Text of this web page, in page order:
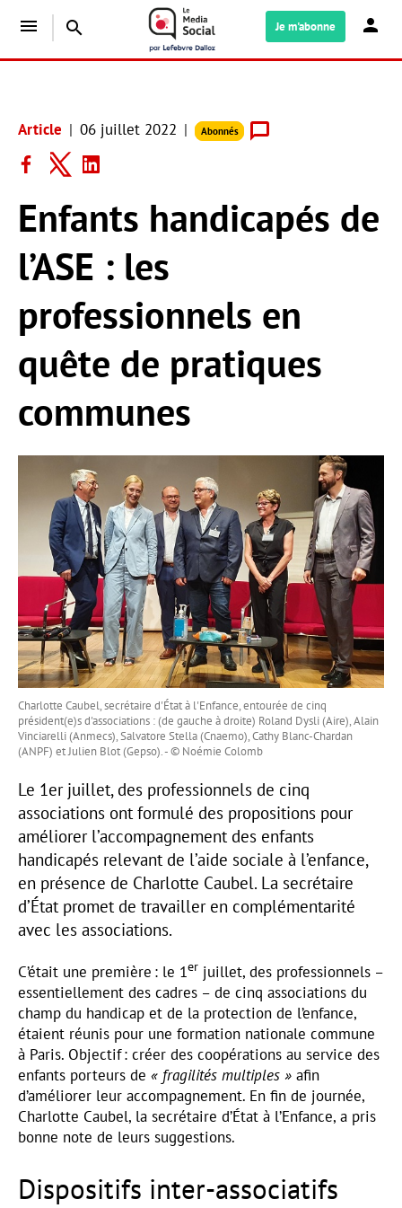
menu search Je m'abonne
Article 06 juillet 2022 Abonnés
Enfants handicapés de
l’ASE : les
professionnels en
quête de pratiques
communes
Charlotte Caubel, secrétaire d'État à l'Enfance, entourée de cinq
président(e)s d'associations : (de gauche à droite) Roland Dysli (Aire), Alain
Vinciarelli (Anmecs), Salvatore Stella (Cnaemo), Cathy Blanc-Chardan
(ANPF) et Julien Blot (Gepso). - © Noémie Colomb
Le 1er juillet, des professionnels de cinq
associations ont formulé des propositions pour
améliorer l’accompagnement des enfants
handicapés relevant de l’aide sociale à l’enfance,
en présence de Charlotte Caubel. La secrétaire
d’État promet de travailler en complémentarité
avec les associations.
C’était une première : le 1er juillet, des professionnels –
essentiellement des cadres – de cinq associations du
champ du handicap et de la protection de l’enfance,
étaient réunis pour une formation nationale commune
à Paris. Objectif : créer des coopérations au service des
enfants porteurs de « fragilités multiples » afin
d’améliorer leur accompagnement. En fin de journée,
Charlotte Caubel, la secrétaire d’État à l’Enfance, a pris
bonne note de leurs suggestions.
Dispositifs inter-associatifs